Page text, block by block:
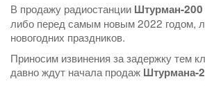
В продажу радиостанции Штурман-200
либо перед самым новым 2022 годом,
новогодних праздников.
Приносим извинения за задержку тем
давно ждут начала продаж Штурмана-